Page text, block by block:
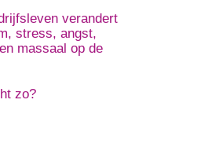
verandert
stress, angst,
massaal op de
zo?